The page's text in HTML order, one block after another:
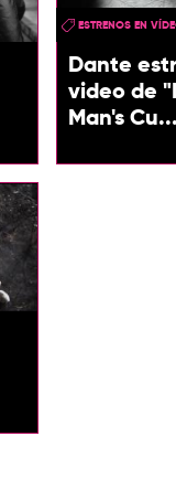
Dante
video de
Man's Cu...
ESTRENOS EN